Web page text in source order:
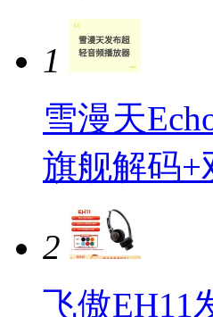
1
雪漫天
旗舰解码+
2
飞傲EH11